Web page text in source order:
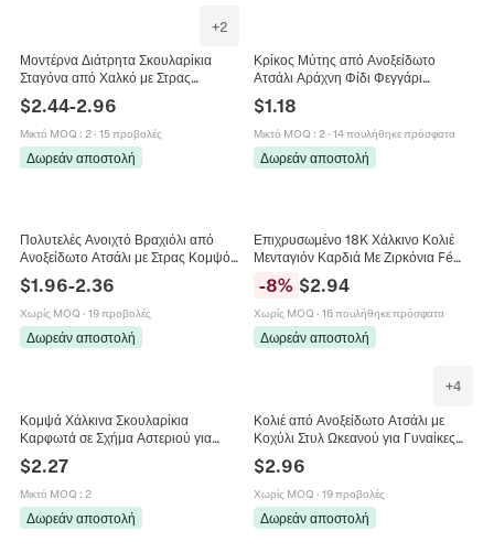
+2
Μοντέρνα Διάτρητα Σκουλαρίκια
Σταγόνα από Χαλκό με Στρας
από Ασήμι 925 Κομψό Αξεσουάρ
$2.44-2.96
Μικτό MOQ : 2· 15 προβολές
Δωρεάν αποστολή
Κρίκος Μύτης από Ανοξείδωτο
Ατσάλι Αράχνη Φίδι Φεγγάρι
Κοσμήματα Piercing Σώματος για
Άνδρες Γυναίκες
$1.18
Μικτό MOQ : 2· 14 πουλήθηκε πρόσφατα
Δωρεάν αποστολή
Πολυτελές Ανοιχτό Βραχιόλι από
Ανοξείδωτο Ατσάλι με Στρας Κομψό
Pavé Ένθετο Χρυσό Ροζ Χρυσό
Ασημί Κοσμήματα για Γυναίκες
$1.96-2.36
Χωρίς MOQ · 19 προβολές
Δωρεάν αποστολή
Επιχρυσωμένο 18K Χάλκινο Κολιέ
Μενταγιόν Καρδιά Με Ζιρκόνια Fé
Γράμμα Σμάλτο Διπλή Καρδιά
Κοσμήματα για Γυναίκες
-8% $2.94
Χωρίς MOQ · 16 πουλήθηκε πρόσφατα
Δωρεάν αποστολή
Κομψά Χάλκινα Σκουλαρίκια
Καρφωτά σε Σχήμα Αστεριού για
Ένθετη Ζιρκόνια Χρυσά Ασημένια
Κοσμήματα
$2.27
Μικτό MOQ : 2
Δωρεάν αποστολή
+4
Κολιέ από Ανοξείδωτο Ατσάλι με
Κοχύλι Στυλ Ωκεανού για Γυναίκες
Ιππόκαμπος Δελφίνι Μενταγιόν
$2.96
Χωρίς MOQ · 19 προβολές
Δωρεάν αποστολή